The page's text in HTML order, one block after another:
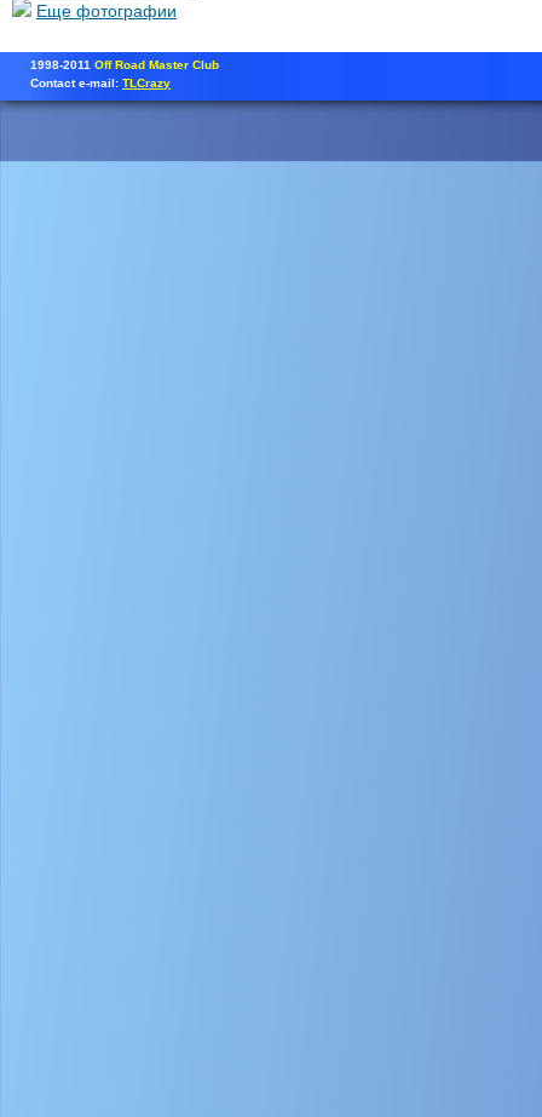
Еще фотографии
1998-2011 Off Road Master Club
Contact e-mail: TLCrazy